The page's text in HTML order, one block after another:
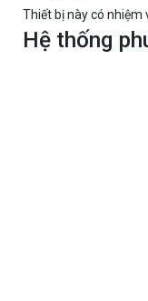
Thiết bị này có nhiệm
Hệ thống